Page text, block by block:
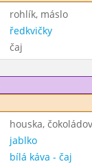
rohlík, máslo
ředkvičky
čaj
houska,
jablko
bílá káva - čaj